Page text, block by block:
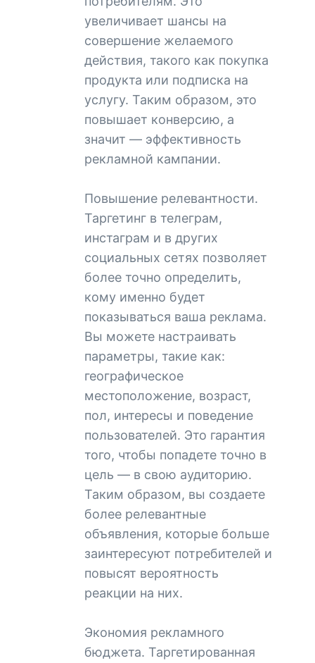
увеличивает шансы на
совершение желаемого
действия, такого как покупка
продукта или подписка на
услугу. Таким образом, это
повышает конверсию, а
значит — эффективность
рекламной кампании.
Повышение релевантности.
Таргетинг в телеграм,
инстаграм и в других
социальных сетях позволяет
более точно определить,
кому именно будет
показываться ваша реклама.
Вы можете настраивать
параметры, такие как:
географическое
местоположение, возраст,
пол, интересы и поведение
пользователей. Это гарантия
того, чтобы попадете точно в
цель — в свою аудиторию.
Таким образом, вы создаете
более релевантные
объявления, которые больше
заинтересуют потребителей и
повысят вероятность
реакции на них.
Экономия рекламного
бюджета. Таргетированная